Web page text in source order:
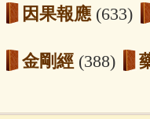
因果報應 (633)
金剛經 (388)
地藏經(225)